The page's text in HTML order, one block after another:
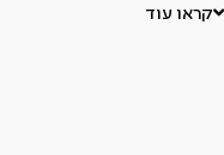
ארגונומית עם ציפוי מונע
קראו עוד